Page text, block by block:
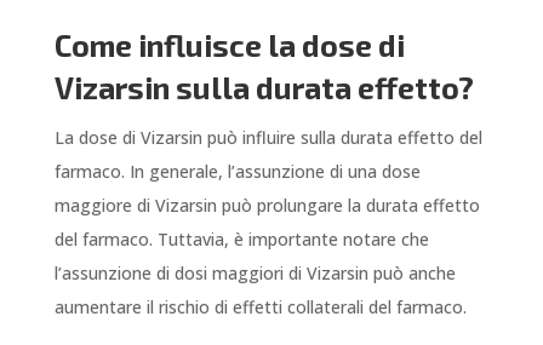
Come influisce la dose di
Vizarsin sulla durata effetto?
La dose di Vizarsin può influire sulla durata effetto del
farmaco. In generale, l’assunzione di una dose
maggiore di Vizarsin può prolungare la durata effetto
del farmaco. Tuttavia, è importante notare che
l’assunzione di dosi maggiori di Vizarsin può anche
aumentare il rischio di effetti collaterali del farmaco.